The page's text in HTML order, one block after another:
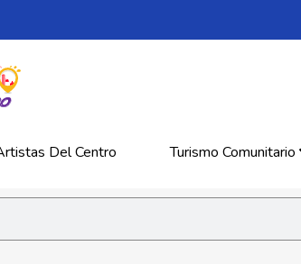
Del Centro Turismo Comunitario